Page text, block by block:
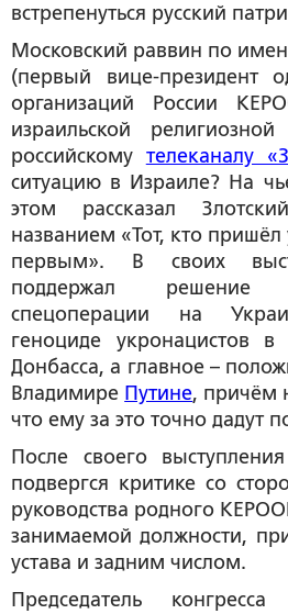
встрепенуться русский
Московский раввин по
(первый вице-президент
организаций России
израильской
российскому телеканалу
ситуацию в Израиле? На
этом рассказал
названием «Тот, кто пришёл
первым». В своих
поддержал
спецоперации на
геноциде укронацистов
Донбасса, а главное –
Владимире Путине, причём
что ему за это точно дадут
После своего
подвергся критике со
руководства родного
занимаемой должности,
устава и задним числом.
Председатель конгресса